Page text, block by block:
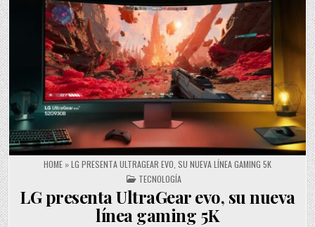
HOME »LG PRESENTA ULTRAGEAR EVO, SU NUEVA LÍNEA GAMING 5K
POSTED IN
TECNOLOGÍA
LG presenta UltraGear evo, su nueva
línea gaming 5K